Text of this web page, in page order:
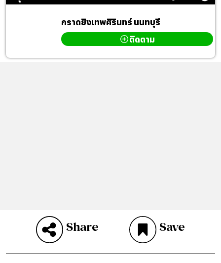
กราดยิงเทพศิรินทร์ นนทบุรี
ติดตาม
Share Save